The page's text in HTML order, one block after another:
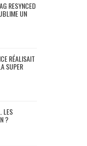
RESYNCED
UN
RÉALISAIT
SUPER
LES
?